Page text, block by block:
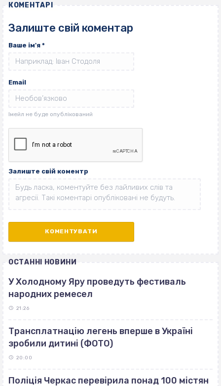
КОМЕНТАРІ
Залиште свій коментар
Ваше ім'я *
Email
Залиште свій коментр
ОСТАННІ НОВИНИ
У Холодному Яру проведуть фестиваль
народних ремесел
21:26
Трансплатнацію легень вперше в Україні
зробили дитині (ФОТО)
20:00
Поліція Черкас перевірила понад 100 містян